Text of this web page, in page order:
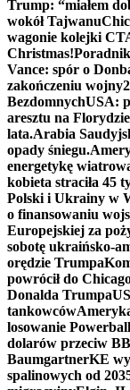
Trump: “miałem
wokół Tajwanu
wagonie kolejki
Christmas!
Vance: spór o
zakończeniu wojny
BezdomnychUSA:
aresztu na Florydzie
lata.Arabia
opady śniegu.
energetykę
kobieta straciła 45
Polski i Ukrainy w
o finansowaniu
Europejskiej za
sobotę ukraińsko-
orędzie Trumpa
powrócił do
Donalda Trumpa
tankowców
losowanie Powerball
dolarów przeciw
BaumgartnerKE
spalinowych od